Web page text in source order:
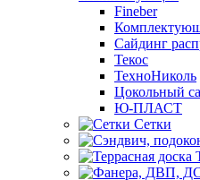
Fineber
Сайдинг
Текос
ТехноНиколь
Цокольный
Ю-ПЛАСТ
Сетки